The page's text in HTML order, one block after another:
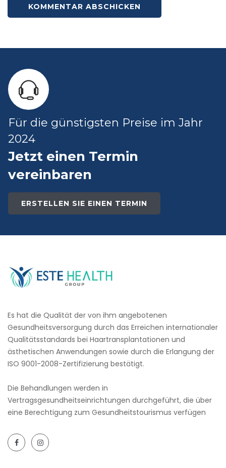
Für die günstigsten Preise im Jahr
2024
Jetzt einen Termin
vereinbaren
ERSTELLEN SIE EINEN TERMIN
Es hat die Qualität der von ihm angebotenen
Gesundheitsversorgung durch das Erreichen internationaler
Qualitätsstandards bei Haartransplantationen und
ästhetischen Anwendungen sowie durch die Erlangung der
ISO 9001-2008-Zertifizierung bestätigt.
Die Behandlungen werden in
Vertragsgesundheitseinrichtungen durchgeführt, die über
eine Berechtigung zum Gesundheitstourismus verfügen